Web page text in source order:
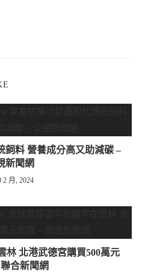
飼料 營養成分高又助減碳 –
新聞網
2 月, 2024
林 北港武德宮購買500萬元
合新聞網